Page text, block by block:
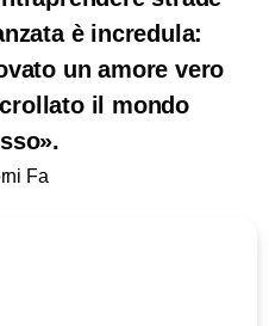
è incredula:
un amore vero
il mondo
Fa